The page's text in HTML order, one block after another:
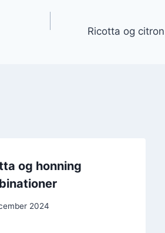
Ricotta og
og honning
2024